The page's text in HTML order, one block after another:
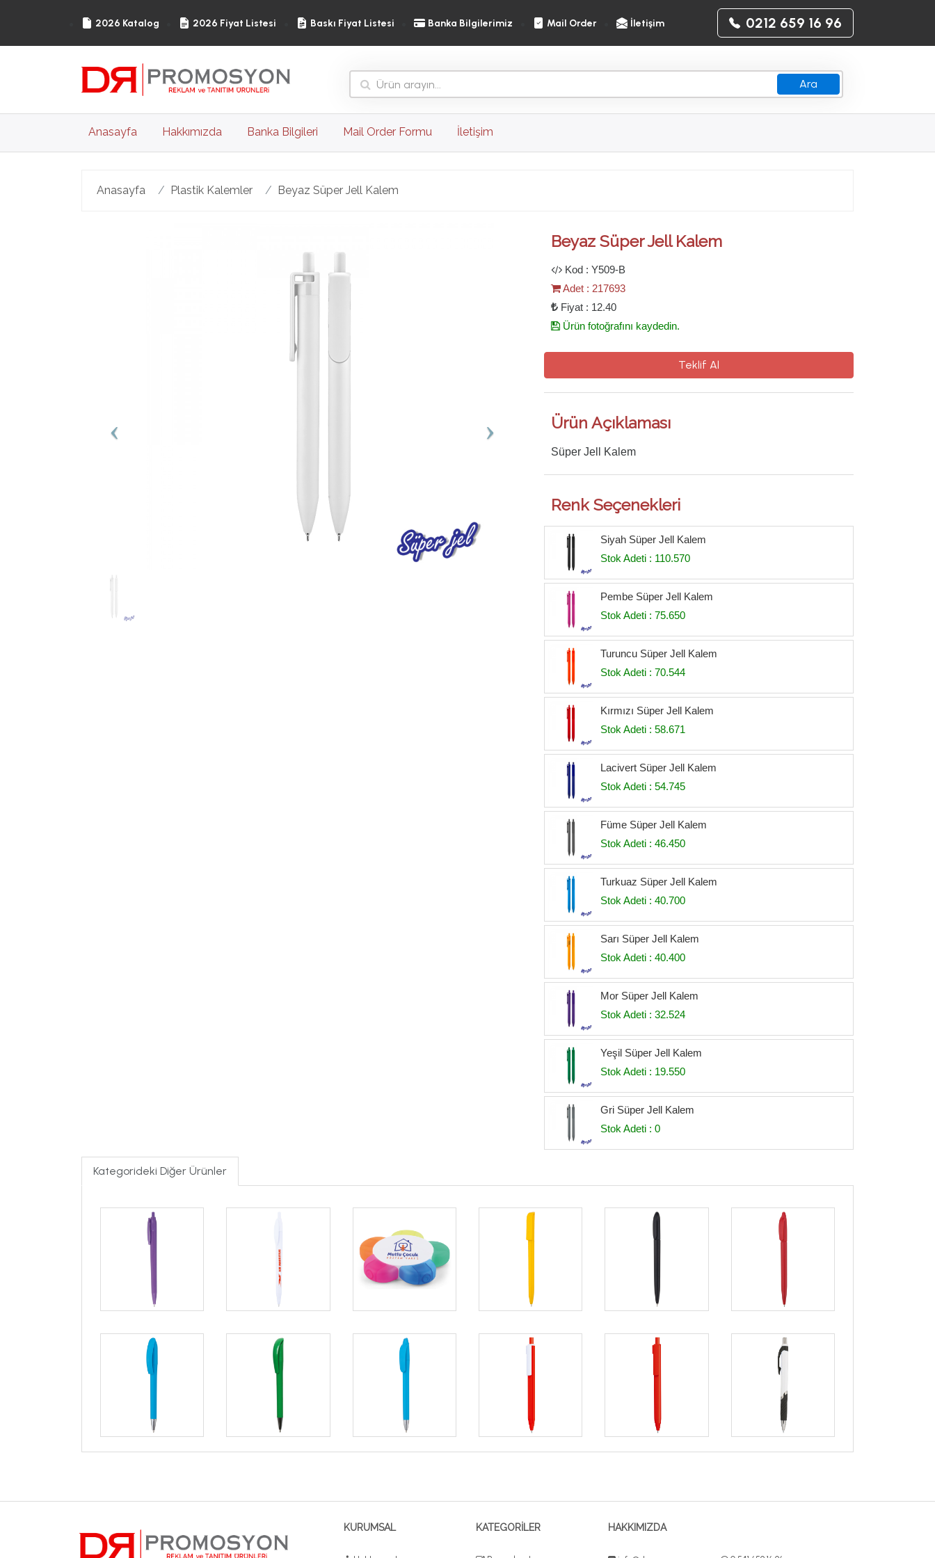
2026 Katalog 2026 Fiyat Listesi Baskı Fiyat Listesi Banka Bilgilerimiz Mail Order İletişim 0212 659 16 96
Ara
Anasayfa (current)Hakkımızda Banka Bilgileri Mail Order Formu İletişim
Anasayfa Plastik Kalemler Beyaz Süper Jell Kalem
Beyaz Süper Jell Kalem
Kod : Y509-B
Adet : 217693
Fiyat : 12.40
Ürün fotoğrafını kaydedin.
Teklif Al
Ürün Açıklaması
Süper Jell Kalem
Renk Seçenekleri
Siyah Süper Jell Kalem
Stok Adeti : 110.570
Pembe Süper Jell Kalem
Stok Adeti : 75.650
Turuncu Süper Jell Kalem
Stok Adeti : 70.544
Kırmızı Süper Jell Kalem
Stok Adeti : 58.671
Lacivert Süper Jell Kalem
Stok Adeti : 54.745
Füme Süper Jell Kalem
Stok Adeti : 46.450
Turkuaz Süper Jell Kalem
Stok Adeti : 40.700
Sarı Süper Jell Kalem
Stok Adeti : 40.400
Mor Süper Jell Kalem
Stok Adeti : 32.524
Yeşil Süper Jell Kalem
Stok Adeti : 19.550
Gri Süper Jell Kalem
Stok Adeti : 0
Kategorideki Diğer Ürünler
KURUMSAL KATEGORİLER HAKKIMIZDA